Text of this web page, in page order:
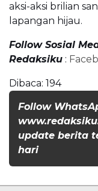
aksi-aksi brilian
lapangan hijau.
Follow Sosial
Redaksiku :
Dibaca: 194
Follow
update berita
hari